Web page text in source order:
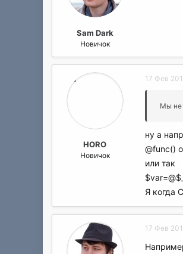
Sam Dark
Новичок
HORO
Новичок
17 Фев
Мы не
ну а
@func()
или так
Я когда
17 Фев